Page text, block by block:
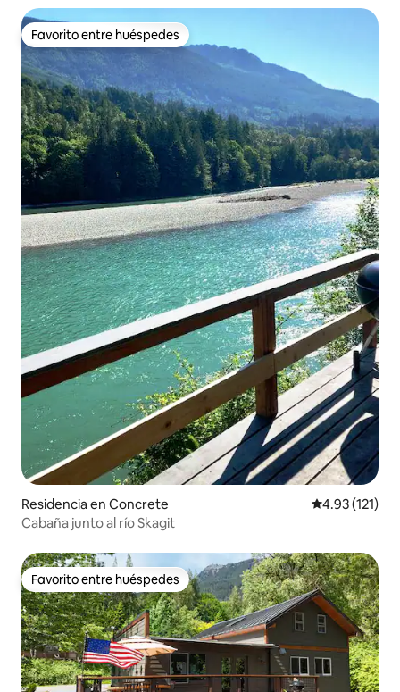
Favorito entre huéspedes
Favorito entre huéspedes
Residencia en Concrete Calificación
4.93 (121)
Cabaña junto al río Skagit
Favorito entre huéspedes
Favorito entre huéspedes